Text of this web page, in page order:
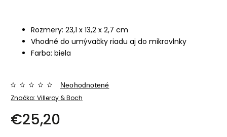
Rozmery: 23,1 x 13,2 x 2,7 cm
Vhodné do umývačky riadu aj do mikrovlnky
Farba: biela
Značka: Villeroy & Boch
Neohodnotené
€25,20